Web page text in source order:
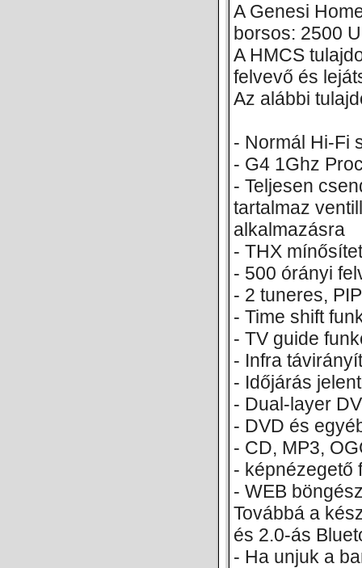
A Genesi
borsos: 2500
A HMCS
felvevő és
Az alábbi
- Normál Hi-Fi
- G4 1Ghz
- Teljesen
tartalmaz
alkalmazásra
- THX
- 500 órányi
- 2 tuneres,
- Time shift
- TV guide
- Infra
- Időjárás
- Dual-layer
- DVD és
- CD, MP3,
- képnézegető
- WEB
Továbbá a
és 2.0-ás
- Ha unjuk a